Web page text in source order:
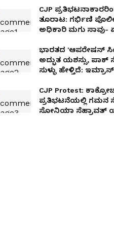
CJP
ತೂರಾಟ: ಗರ್ಭಿಣಿ
ಅಧಿಕಾರಿ ಮಗು ಸಾವು-
ಭಾರತದ 'ಆಪರೇಷನ್
ಅದ್ಭುತ ಯಶಸ್ಸು, ಪಾಕ್
ಸುಳ್ಳು ಹೇಳ್ತಿದೆ:
CJP Protest:
ಪ್ರತಿಭಟನೆಯಲ್ಲಿ ಗಮನ
ಸೋನಿಯಾ ಸೆಹ್ರಾವತ್​